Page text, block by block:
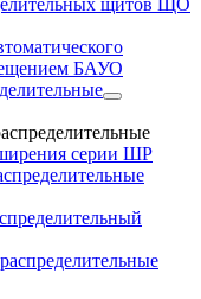
щитов ЩО
БАУО
серии ШР